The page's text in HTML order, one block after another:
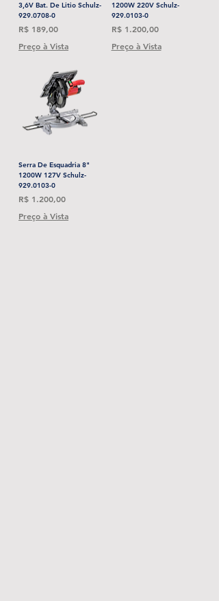
3,6V Bat. De Litio Schulz-
929.0708-0
Preço
R$ 189,00
Preço à Vista
1200W 220V Schulz-
929.0103-0
Preço
R$ 1.200,00
Preço à Vista
Serra De Esquadria 8"
1200W 127V Schulz-
929.0103-0
Preço
R$ 1.200,00
Preço à Vista